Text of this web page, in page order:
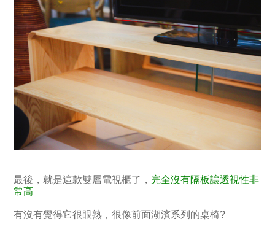
最後，就是這款雙層電視櫃了， 完全沒有隔板讓透視性非
常高
有沒有覺得它很眼熟，很像前面湖濱系列的桌椅?